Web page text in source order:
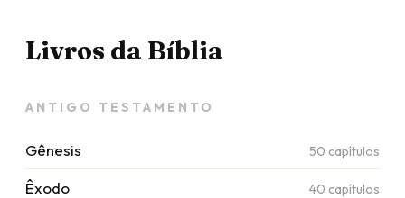
Livros da Bíblia
ANTIGO TESTAMENTO
Gênesis 50 capítulos
Êxodo 40 capítulos